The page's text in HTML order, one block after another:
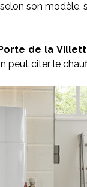
son modèle,
de la
peut citer le